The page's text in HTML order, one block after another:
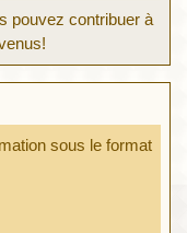
pouvez contribuer à
sous le format